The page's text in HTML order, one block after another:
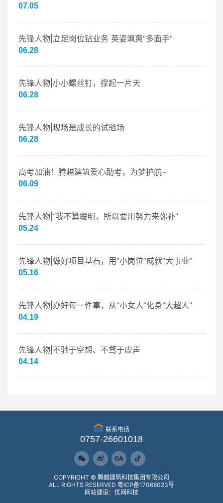
07.05
先锋人物|立足岗位钻业务 英姿飒爽“多面手”
06.28
先锋人物|小小螺丝钉，撑起一片天
06.28
先锋人物|现场是成长的试验场
06.28
高考加油！腾越建筑爱心助考，为梦护航~
06.09
先锋人物|“我不算聪明，所以要用努力来弥补”
05.24
先锋人物|做好项目基石，用“小岗位”成就“大事业”
05.16
先锋人物|办好每一件事，从“小女人”化身“大超人”
04.19
先锋人物|不驰于空想、不骛于虚声
04.14
联系电话
0757-26601018
OA
COPYRIGHT © 腾越建筑科技集团有限公司
ALL RIGHTS RESERVED 粤ICP备17068023号
网站建设：优网科技